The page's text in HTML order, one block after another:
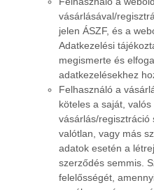
vásárlásával/
jelen ÁSZF, és a
Adatkezelési
megismerte és
adatkezelésekhez
Felhasználó a
köteles a saját,
vásárlás/regisztráció
valótlan, vagy más
adatok esetén a
szerződés semmis.
felelősségét,